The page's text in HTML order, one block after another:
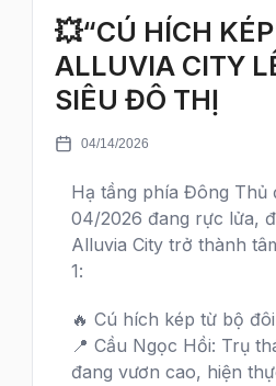
💥“CÚ HÍCH
ALLUVIA CITY
SIÊU ĐÔ THỊ
04/14/2026
Hạ tầng phía Đông Thủ
04/2026 đang rực lửa,
Alluvia City trở thành
1:
🔥 Cú hích kép từ bộ
📍 Cầu Ngọc Hồi: Trụ
đang vươn cao, hiện